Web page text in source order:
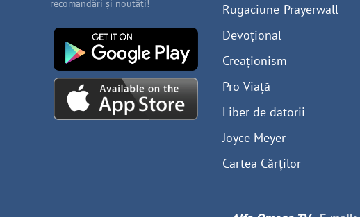
recomandări și noutăți!
Rugaciune-Prayerwall
Devoțional
Creaționism
Pro-Viață
Liber de datorii
Joyce Meyer
Cartea Cărților